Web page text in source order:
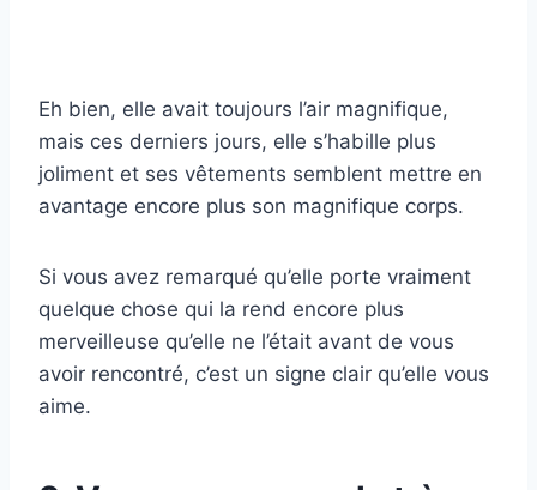
Eh bien, elle avait toujours l’air magnifique,
mais ces derniers jours, elle s’habille plus
joliment et ses vêtements semblent mettre en
avantage encore plus son magnifique corps.
Si vous avez remarqué qu’elle porte vraiment
quelque chose qui la rend encore plus
merveilleuse qu’elle ne l’était avant de vous
avoir rencontré, c’est un signe clair qu’elle vous
aime.